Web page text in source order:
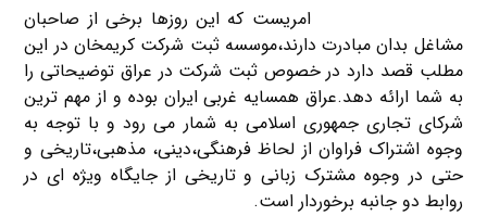
امریست که این روزها برخی از صاحبان
مشاغل بدان مبادرت دارند،موسسه ثبت شرکت کریمخان در این
مطلب قصد دارد در خصوص ثبت شرکت در عراق توضیحاتی را
به شما ارائه دهد.عراق همسایه غربی ایران بوده و از مهم ترین
شرکای تجاری جمهوری اسلامی به شمار می رود و با توجه به
وجوه اشتراک فراوان از لحاظ فرهنگی،دینی، مذهبی،تاریخی و
حتی در وجوه مشترک زبانی و تاریخی از جایگاه ویژه ای در
روابط دو جانبه برخوردار است.